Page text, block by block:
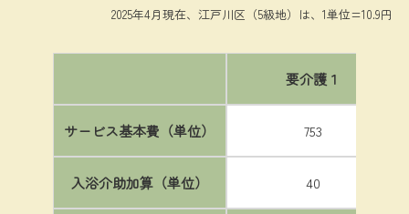
2025年4月現在、江戸川区（5級地）は、1単位=10.9円
要介護１
サービス基本費（単位） 753
入浴介助加算（単位） 40